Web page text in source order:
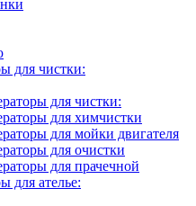
для чистки:
для чистки:
для химчистки
для мойки двигателя
для очистки
для прачечной
для ателье: